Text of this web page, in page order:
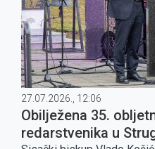
27.07.2026., 12:06
Obilježena 35.
redarstvenika u